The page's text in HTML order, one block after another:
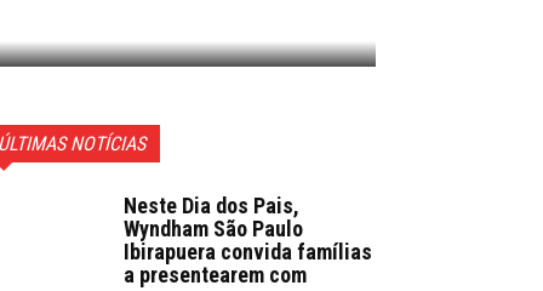
NOTÍCIAS
Neste Dia dos Pais,
Wyndham São Paulo
Ibirapuera convida famílias
a presentearem com